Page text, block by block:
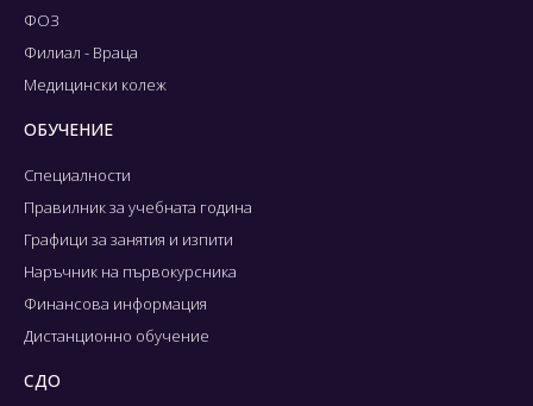
ФОЗ
Филиал - Враца
Медицински колеж
ОБУЧЕНИЕ
Специалности
Правилник за учебната година
Графици за занятия и изпити
Наръчник на първокурсника
Финансова информация
Дистанционно обучение
СДО